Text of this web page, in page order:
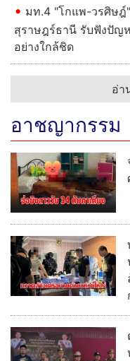
มท.4 "โกแพ-วรศิษฎ์
สุราษฎร์ธานี รับฟังปัญ
อย่างใกล้ชิด
อ่า
อาชญากรรม